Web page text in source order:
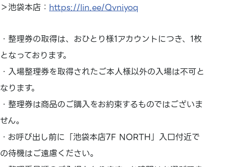
＞池袋本店： https://lin.ee/Qvniyoq
・整理券の取得は、おひとり様1アカウントにつき、1枚
となっております。
・入場整理券を取得されたご本人様以外の入場は不可と
なります。
・整理券は商品のご購入をお約束するものではございま
せん。
・お呼び出し前に「池袋本店7F NORTH」入口付近で
の待機はご遠慮ください。